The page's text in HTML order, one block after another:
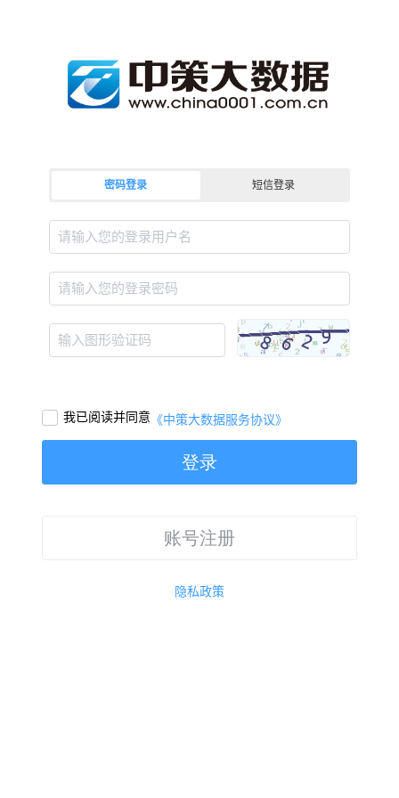
密码登录 短信登录
请输入您的登录用户名
请输入您的登录密码
输入图形验证码
我已阅读并同意 《中策大数据服务协议》
登录
账号注册
隐私政策